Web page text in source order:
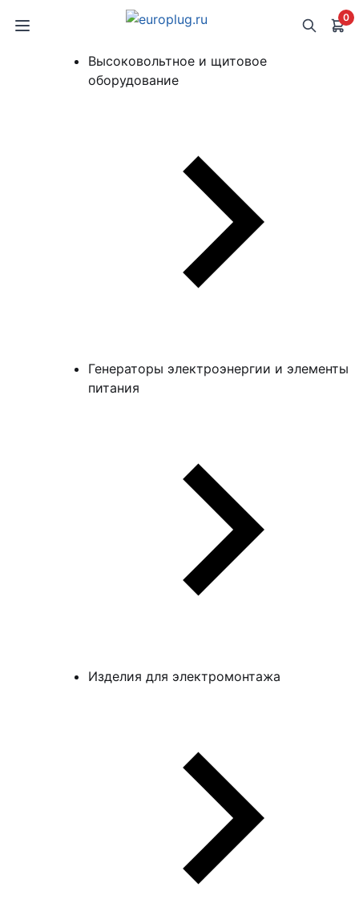
0
Высоковольтное и щитовое
оборудование
Генераторы электроэнергии и элементы
питания
Изделия для электромонтажа